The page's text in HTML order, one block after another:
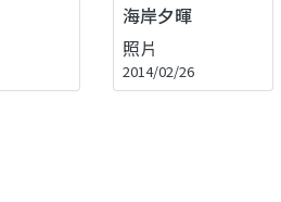
海岸夕暉
照片
2014/02/26